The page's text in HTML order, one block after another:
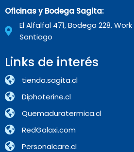
Oficinas y Bodega Sagita:
El Alfalfal 471, Bodega 228,
Santiago
Links de interés
tienda.sagita.cl
Diphoterine.cl
Quemaduratermica.cl
RedGalaxi.com
Personalcare.cl